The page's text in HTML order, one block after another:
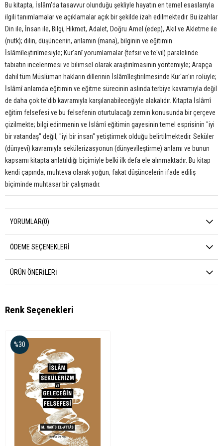
Bu kitapta, İslâm'da tasavvur olunduğu şekliyle hayatın en temel esaslarıyla
ilgili tanımlamalar ve açıklamalar açık bir şekilde izah edilmektedir. Bu izahlar
Din ile, İnsan ile, Bilgi, Hikmet, Adalet, Doğru Amel (edep), Akıl ve Akletme ile
(nutk); dilin, düşüncenin, anlamın (mana), bilginin ve eğitimin
İslâmîleştirilmesiyle; Kur'anî yorumlamalar (tefsir ve te'vil) paralelinde
tabiatın incelenmesi ve bilimsel olarak araştırılmasının yöntemiyle; Arapça
dahil tüm Müslüman hakların dillerinin İslâmîleştirilmesinde Kur'an'ın rolüyle;
İslâmî anlamda eğitimin ve eğitme sürecinin aslında terbiye kavramıyla değil
de daha çok te'dib kavramıyla karşılanabileceğiyle alakalıdır. Kitapta İslâmî
eğitim felsefesi ve bu felsefenin oturtulacağı zemin konusunda bir çerçeve
çizilmekte; bilgi edinmenin ve İslâmî eğitimin gayesinin temel esprisinin "iyi
bir vatandaş" değil, "iyi bir insan" yetiştirmek olduğu belirtilmektedir. Seküler
(dünyevî) kavramıyla sekülerizasyonun (dünyevîleştirme) anlamı ve bunun
kapsamı kitapta anlatıldığı biçimiyle belki ilk defa ele alınmaktadır. Bu kitap
kendi çapında, muhteva olarak yoğun, fakat düşüncelerin ifade ediliş
biçiminde muhtasar bir çalışmadır.
YORUMLAR(0)
ÖDEME SEÇENEKLERI
ÜRÜN ÖNERILERI
Renk Seçenekleri
%30